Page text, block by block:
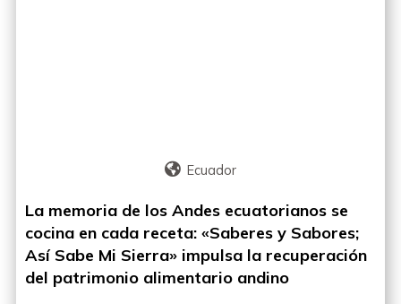
Ecuador
La memoria de los Andes ecuatorianos se
cocina en cada receta: «Saberes y Sabores;
Así Sabe Mi Sierra» impulsa la recuperación
del patrimonio alimentario andino